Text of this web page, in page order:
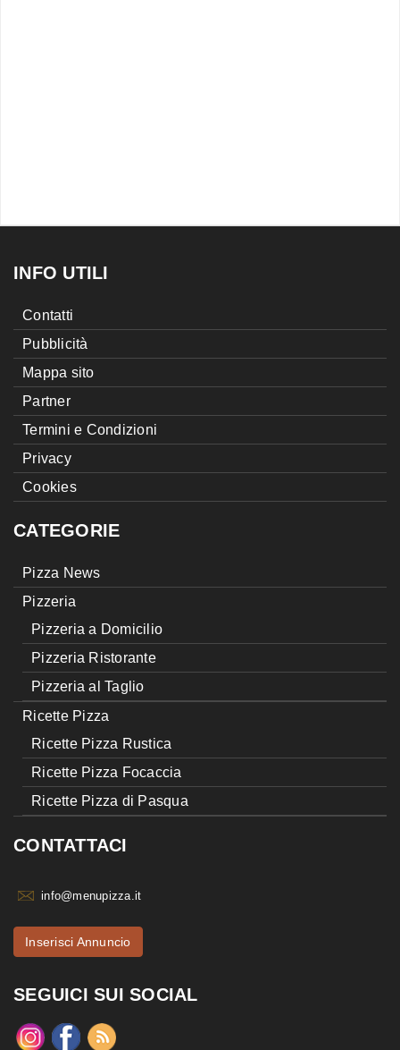
INFO UTILI
Contatti
Pubblicità
Mappa sito
Partner
Termini e Condizioni
Privacy
Cookies
CATEGORIE
Pizza News
Pizzeria
Pizzeria a Domicilio
Pizzeria Ristorante
Pizzeria al Taglio
Ricette Pizza
Ricette Pizza Rustica
Ricette Pizza Focaccia
Ricette Pizza di Pasqua
CONTATTACI
info@menupizza.it
Inserisci Annuncio
SEGUICI SUI SOCIAL